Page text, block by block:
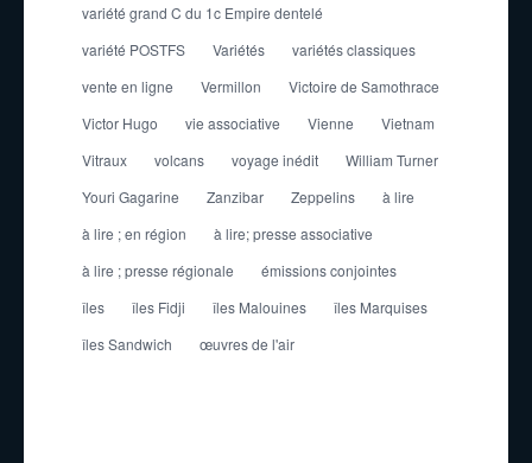
variété grand C du 1c Empire dentelé
variété POSTFS
Variétés
variétés classiques
vente en ligne
Vermillon
Victoire de Samothrace
Victor Hugo
vie associative Vienne
Vietnam
Vitraux
volcans voyage inédit
William Turner
Youri Gagarine
Zanzibar Zeppelins
à lire
à lire ; en région
à lire; presse associative
à lire ; presse régionale
émissions conjointes
îles
îles Fidji îles Malouines
îles Marquises
îles Sandwich
œuvres de l'air